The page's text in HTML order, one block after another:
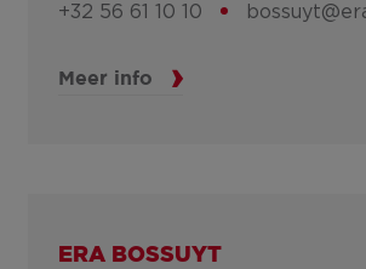
+32 56 61 10 10
Meer info
ERA BOSSUYT